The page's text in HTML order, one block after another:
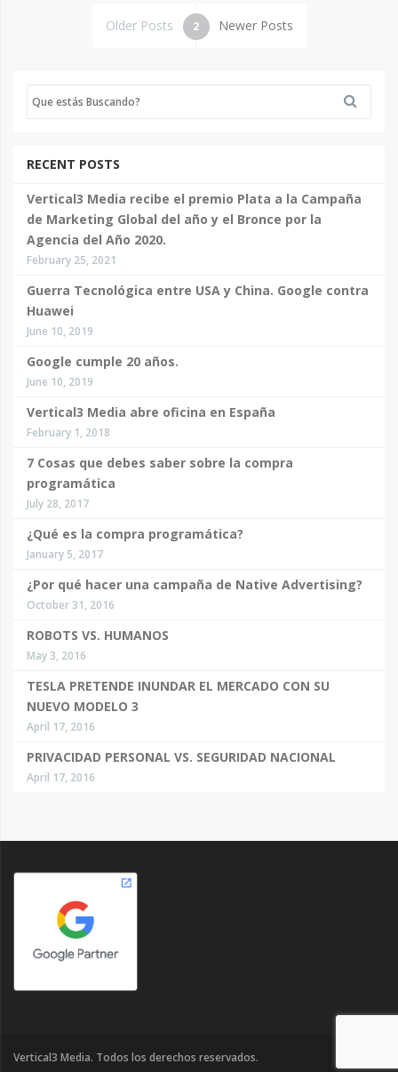
Older Posts 2 Newer Posts
RECENT POSTS
Vertical3 Media recibe el premio Plata a la Campaña
de Marketing Global del año y el Bronce por la
Agencia del Año 2020.
February 25, 2021
Guerra Tecnológica entre USA y China. Google contra
Huawei
June 10, 2019
Google cumple 20 años.
June 10, 2019
Vertical3 Media abre oficina en España
February 1, 2018
7 Cosas que debes saber sobre la compra
programática
July 28, 2017
¿Qué es la compra programática?
January 5, 2017
¿Por qué hacer una campaña de Native Advertising?
October 31, 2016
ROBOTS VS. HUMANOS
May 3, 2016
TESLA PRETENDE INUNDAR EL MERCADO CON SU
NUEVO MODELO 3
April 17, 2016
PRIVACIDAD PERSONAL VS. SEGURIDAD NACIONAL
April 17, 2016
Vertical3 Media. Todos los derechos reservados.